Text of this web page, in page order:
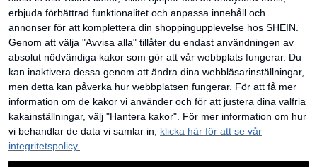
lverkad av aluminiumlegering med
precisionslager, lämplig för nybörjar
33 kvar
husleksak, leksak för tonåringar, pr
ofessionell tävlingsyo-yo i metall, f
esttillbehör, sommarleksak, en utmä
rkt present till födelsedag, efter skol
an, helg, sommarlov, jul (skickas me
d 5 rep, 1 par handskar och 1 tunt la
kr
erbjuda förbättrad funktionalitet och anpassa innehåll och
annonser för att komplettera din shoppingupplevelse hos SHEIN.
Genom att välja "Avvisa alla" tillåter du endast användningen av
absolut nödvändiga kakor som gör att vår webbplats fungerar. Du
kan inaktivera dessa genom att ändra dina webbläsarinställningar,
men detta kan påverka hur webbplatsen fungerar. För att få mer
information om de kakor vi använder och för att justera dina valfria
kakainställningar, välj "Hantera kakor". För mer information om hur
vi behandlar de data vi samlar in, klicka här för att se vår
integritetspolicy.